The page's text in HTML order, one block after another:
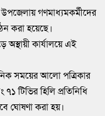
গণমাধ্যমকর্মীদের
করা হয়েছে।
অস্থায়ী কার্যালয়ে এই
সময়ের আলো পত্রিকার
টিভির হিলি প্রতিনিধি
ঘোষণা করা হয়।